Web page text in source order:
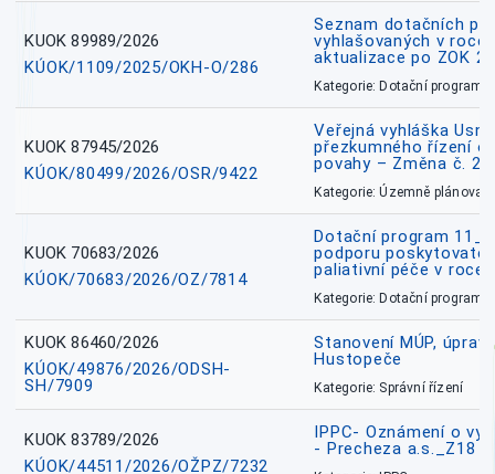
KUOK 89989/2026
KÚOK/1109/2025/OKH-O/286
Seznam dotačních
vyhlašovaných v roce
aktualizace po ZOK
Kategorie: Dotační
KUOK 87945/2026
KÚOK/80499/2026/OSR/9422
Veřejná vyhláška
přezkumného řízení
povahy – Změna č. 2
Kategorie: Územně
KUOK 70683/2026
KÚOK/70683/2026/OZ/7814
Dotační program
podporu
paliativní péče v roce
Kategorie: Dotační
KUOK 86460/2026
KÚOK/49876/2026/ODSH-
SH/7909
Stanovení MÚP,
Hustopeče
Kategorie: Správní řízení
KUOK 83789/2026
KÚOK/44511/2026/OŽPZ/7232
IPPC- Oznámení o
- Precheza a.s._Z18